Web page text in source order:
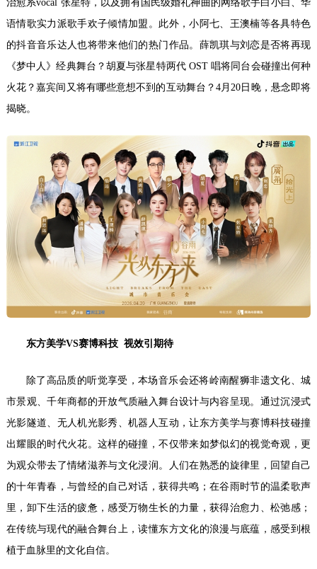
治愈系vocal 张星特，以及拥有国民级婚礼神曲的网络歌手白小白、华
语情歌实力派歌手欢子倾情加盟。此外，小阿七、王澳楠等各具特色
的抖音音乐达人也将带来他们的热门作品。薛凯琪与刘恋是否将再现
《梦中人》经典舞台？胡夏与张星特两代 OST 唱将同台会碰撞出何种
火花？嘉宾间又将有哪些意想不到的互动舞台？4月20日晚，悬念即将
揭晓。
东方美学VS赛博科技 视效引期待
除了高品质的听觉享受，本场音乐会还将岭南醒狮非遗文化、城
市景观、千年商都的开放气质融入舞台设计与内容呈现。通过沉浸式
光影隧道、无人机光影秀、机器人互动，让东方美学与赛博科技碰撞
出耀眼的时代火花。这样的碰撞，不仅带来如梦似幻的视觉奇观，更
为观众带去了情绪滋养与文化浸润。人们在熟悉的旋律里，回望自己
的十年青春，与曾经的自己对话，获得共鸣；在谷雨时节的温柔歌声
里，卸下生活的疲惫，感受万物生长的力量，获得治愈力、松弛感；
在传统与现代的融合舞台上，读懂东方文化的浪漫与底蕴，感受到根
植于血脉里的文化自信。